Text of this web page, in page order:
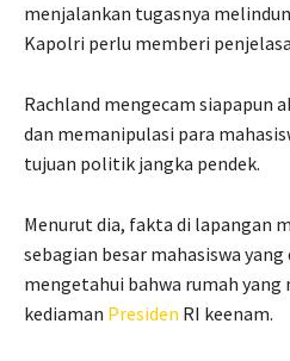
menjalankan tugasnya
Kapolri perlu memberi
Rachland mengecam siapapun
dan memanipulasi para
tujuan politik jangka pendek.
Menurut dia, fakta di lapangan
sebagian besar mahasiswa
mengetahui bahwa rumah yang
kediaman Presiden RI keenam.